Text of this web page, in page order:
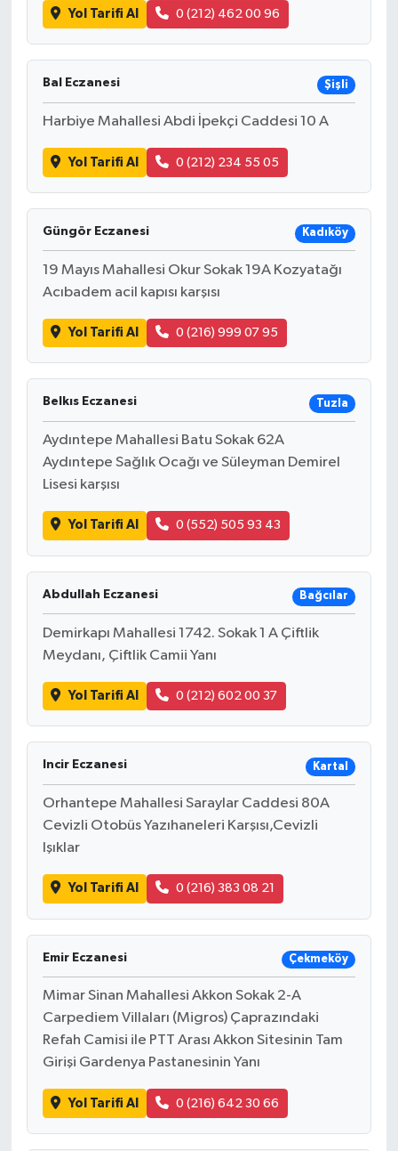
Yol Tarifi Al 0 (212) 462 00 96
Bal Eczanesi Şişli
Harbiye Mahallesi Abdi İpekçi Caddesi 10 A
Yol Tarifi Al 0 (212) 234 55 05
Güngör Eczanesi Kadıköy
19 Mayıs Mahallesi Okur Sokak 19A Kozyatağı
Acıbadem acil kapısı karşısı
Yol Tarifi Al 0 (216) 999 07 95
Belkıs Eczanesi Tuzla
Aydıntepe Mahallesi Batu Sokak 62A
Aydıntepe Sağlık Ocağı ve Süleyman Demirel
Lisesi karşısı
Yol Tarifi Al 0 (552) 505 93 43
Abdullah Eczanesi Bağcılar
Demirkapı Mahallesi 1742. Sokak 1 A Çiftlik
Meydanı, Çiftlik Camii Yanı
Yol Tarifi Al 0 (212) 602 00 37
Incir Eczanesi Kartal
Orhantepe Mahallesi Saraylar Caddesi 80A
Cevizli Otobüs Yazıhaneleri Karşısı,Cevizli
Işıklar
Yol Tarifi Al 0 (216) 383 08 21
Emir Eczanesi Çekmeköy
Mimar Sinan Mahallesi Akkon Sokak 2-A
Carpediem Villaları (Migros) Çaprazındaki
Refah Camisi ile PTT Arası Akkon Sitesinin Tam
Girişi Gardenya Pastanesinin Yanı
Yol Tarifi Al 0 (216) 642 30 66